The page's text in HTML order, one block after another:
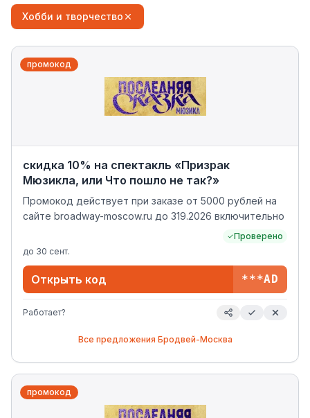
Хобби и творчество
промокод
скидка 10% на спектакль «Призрак
Мюзикла, или Что пошло не так?»
Промокод действует при заказе от 5000 рублей на
сайте broadway-moscow.ru до 319.2026 включительно
Проверено
до 30 сент.
Открыть код ***AD
Работает?
Все предложения Бродвей-Москва
промокод